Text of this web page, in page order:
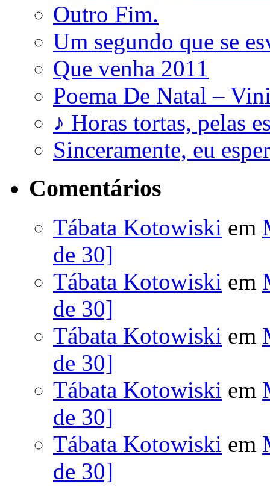
Outro Fim.
Um segundo que se
Que venha 2011
Poema De Natal –
♪ Horas tortas, pelas
Sinceramente, eu
Comentários
Tábata Kotowiski em
de 30]
Tábata Kotowiski em
de 30]
Tábata Kotowiski em
de 30]
Tábata Kotowiski em
de 30]
Tábata Kotowiski em
de 30]